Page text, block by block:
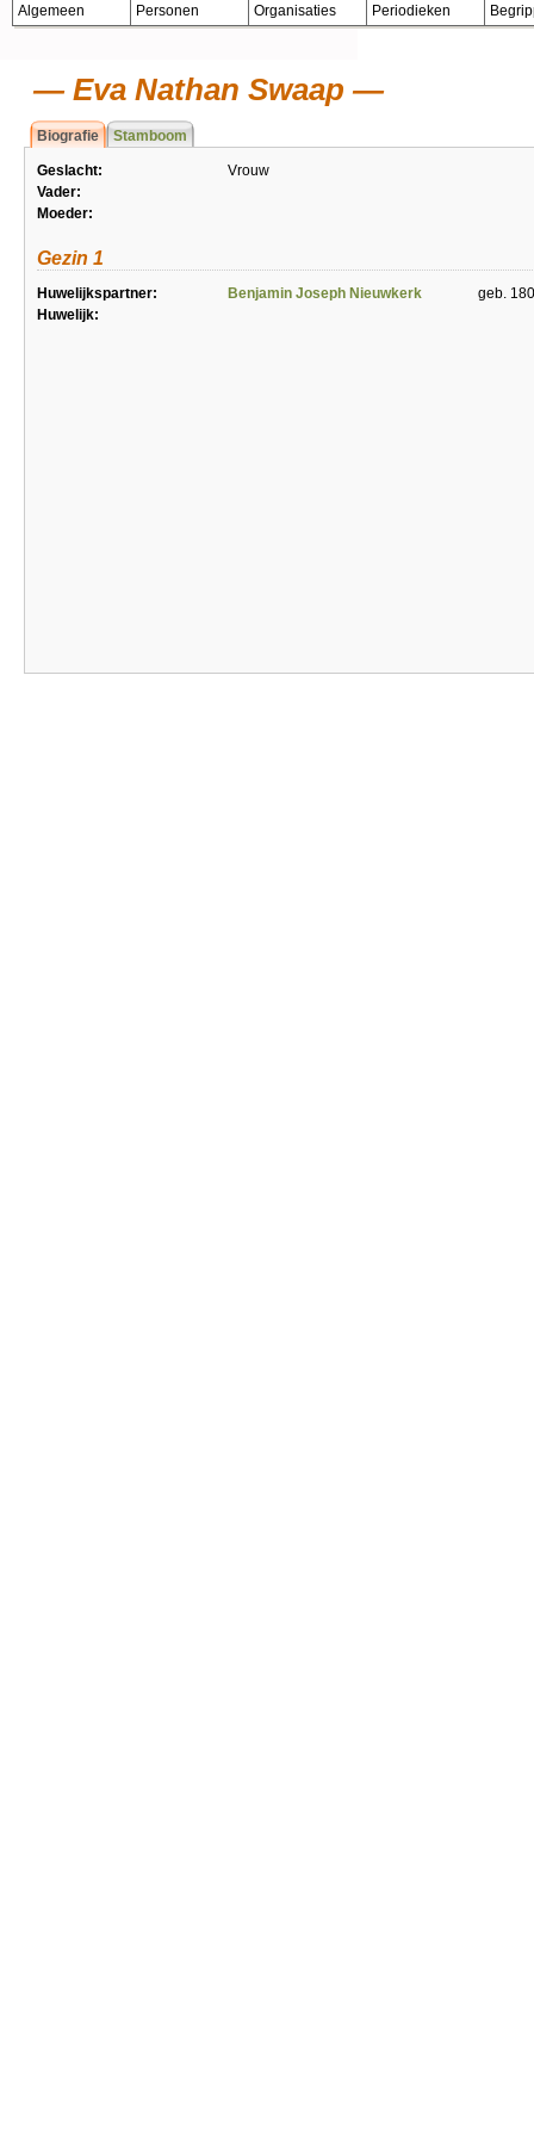
Algemeen Personen Organisaties Periodieken
Eva Nathan Swaap
Biografie Stamboom
Geslacht:
Vrouw
Vader:
Moeder:
Gezin 1
Huwelijkspartner: Benjamin Joseph Nieuwkerk
geb.
Huwelijk: